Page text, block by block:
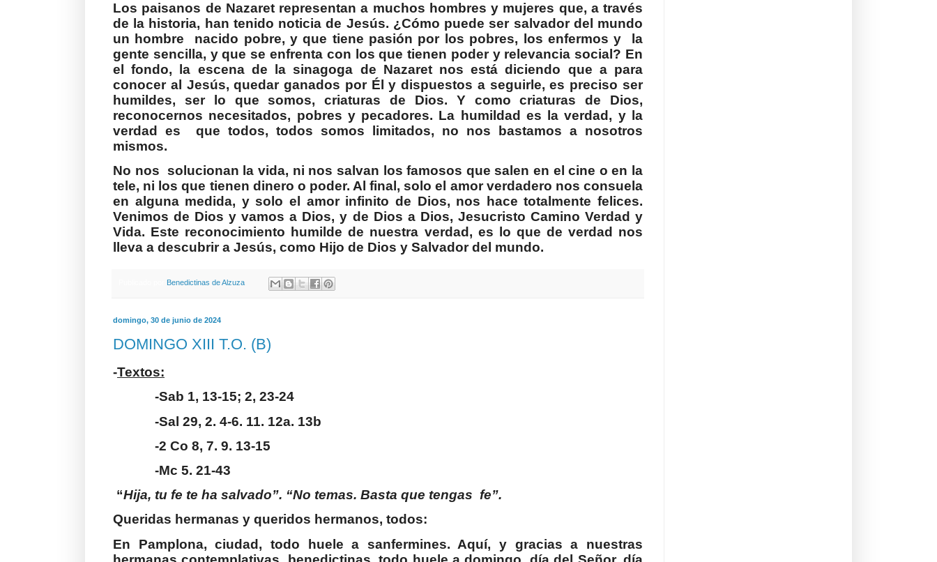
Los paisanos de Nazaret representan a muchos hombres y mujeres que, a través
de la historia, han tenido noticia de Jesús. ¿Cómo puede ser salvador del mundo
un hombre
nacido pobre, y que tiene pasión por los pobres, los enfermos y
la
gente sencilla, y que se enfrenta con los que tienen poder y relevancia social? En
el fondo, la escena de la sinagoga de Nazaret nos está diciendo que a para
conocer al Jesús, quedar ganados por Él y dispuestos a seguirle, es preciso ser
humildes, ser lo que somos, criaturas de Dios. Y como criaturas de Dios,
reconocernos necesitados, pobres y pecadores. La humildad es la verdad, y la
verdad es
que todos, todos somos limitados, no nos bastamos a nosotros
mismos.
No nos solucionan la vida, ni nos salvan los famosos que salen en el cine o en la
tele, ni los que tienen dinero o poder. Al final, solo el amor verdadero nos consuela
en alguna medida, y solo el amor infinito de Dios, nos hace totalmente felices.
Venimos de Dios y vamos a Dios, y de Dios a Dios, Jesucristo Camino Verdad y
Vida. Este reconocimiento humilde de nuestra verdad, es lo que de verdad nos
lleva a descubrir a Jesús, como Hijo de Dios y Salvador del mundo.
Benedictinas de Alzuza
domingo, 30 de junio de 2024
DOMINGO XIII T.O. (B)
-Textos:
-Sab 1, 13-15; 2, 23-24
-Sal 29, 2. 4-6. 11. 12a. 13b
-2 Co 8, 7. 9. 13-15
-Mc 5. 21-43
“Hija, tu fe te ha salvado”. “No temas. Basta que tengas fe”.
Queridas hermanas y queridos hermanos, todos:
En Pamplona, ciudad, todo huele a sanfermines. Aquí, y gracias a nuestras